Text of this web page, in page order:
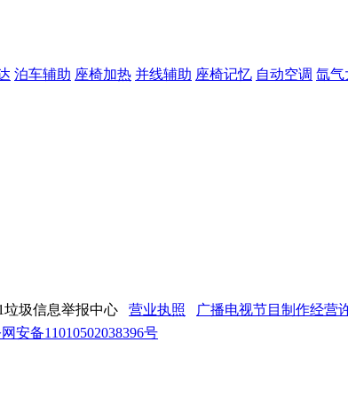
泊车辅助 座椅加热 并线辅助 座椅记忆 自动空调 氙气
圾信息举报中心 营业执照
广播电视节目制作经营
安备11010502038396号